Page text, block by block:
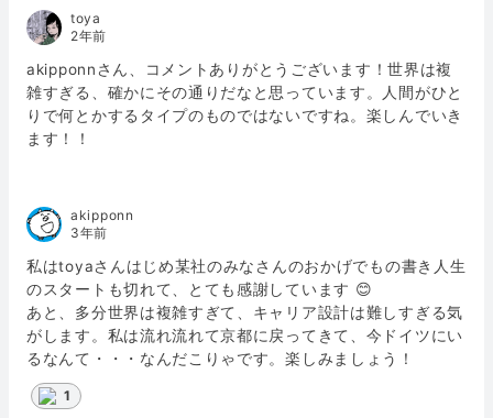
toya
2年前
akipponnさん、コメントありがとうございます！世界は複
雑すぎる、確かにその通りだなと思っています。人間がひと
りで何とかするタイプのものではないですね。楽しんでいき
ます！！
akipponn
3年前
私はtoyaさんはじめ某社のみなさんのおかげでもの書き人生
のスタートも切れて、とても感謝しています 😊
あと、多分世界は複雑すぎて、キャリア設計は難しすぎる気
がします。私は流れ流れて京都に戻ってきて、今ドイツにい
るなんて・・・なんだこりゃです。楽しみましょう！
1